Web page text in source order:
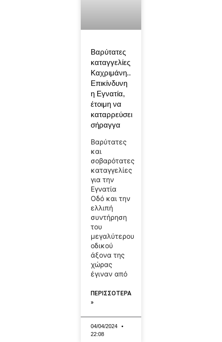
Βαρύτατες
καταγγελίες
Καχριμάνη..
Επικίνδυνη
η Εγνατία,
έτοιμη να
καταρρεύσει
σήραγγα
Βαρύτατες
και
σοβαρότατες
καταγγελίες
για την
Εγνατία
Οδό και την
ελλιπή
συντήρηση
του
μεγαλύτερου
οδικού
άξονα της
χώρας
έγιναν από
ΠΕΡΙΣΣΟΤΕΡΑ
»
04/04/2024
22:08